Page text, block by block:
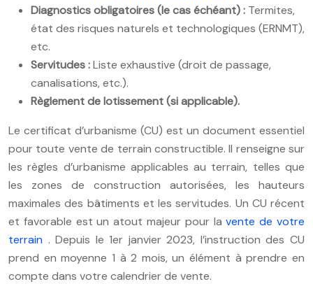
Diagnostics obligatoires (le cas échéant) : Termites,
état des risques naturels et technologiques (ERNMT),
etc.
Servitudes :Liste exhaustive (droit de passage,
canalisations, etc.).
Règlement de lotissement (si applicable).
Le certificat d’urbanisme (CU) est un document essentiel
pour toute vente de terrain constructible. Il renseigne sur
les règles d’urbanisme applicables au terrain, telles que
les zones de construction autorisées, les hauteurs
maximales des bâtiments et les servitudes. Un CU récent
et favorable est un atout majeur pour lavente de votre
terrain . Depuis le 1er janvier 2023, l’instruction des CU
prend en moyenne 1 à 2 mois, un élément à prendre en
compte dans votre calendrier de vente.